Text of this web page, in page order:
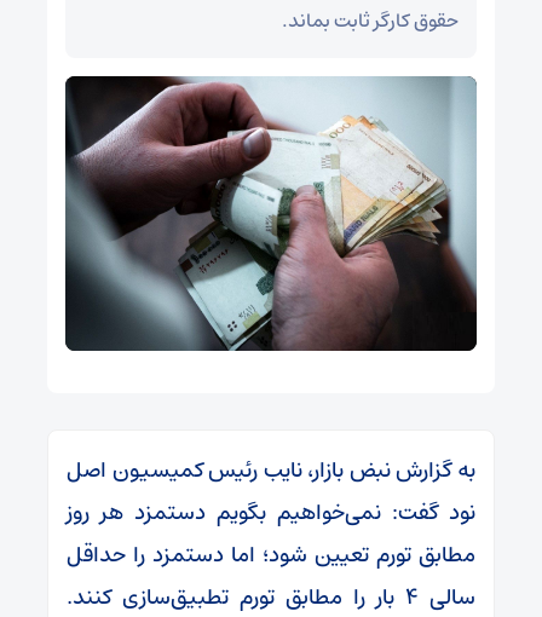
حقوق کارگر ثابت بماند.
به گزارش نبض بازار، نایب رئیس کمیسیون اصل
نود گفت: نمی‌خواهیم بگویم دستمزد هر روز
مطابق تورم تعیین شود؛ اما دستمزد را حداقل
سالی ۴ بار را مطابق تورم تطبیق‌سازی کنند.